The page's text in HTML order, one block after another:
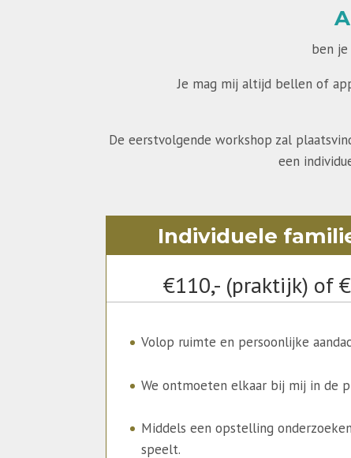
ben
Je mag mij altijd bellen of
De eerstvolgende workshop zal
een
Individuele
€110,- (praktijk) of
Volop ruimte en persoonlijke
We ontmoeten elkaar bij mij in de
Middels een opstelling
speelt.